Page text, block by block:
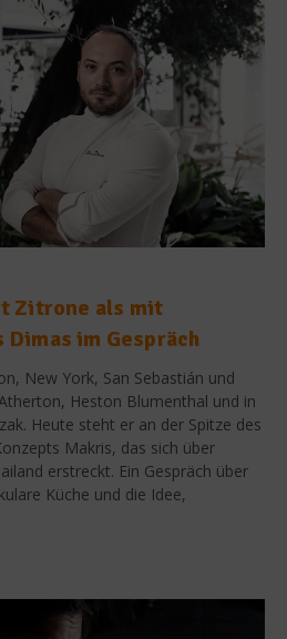
Zitrone als mit
im Gespräch
New York, San Sebastián und
Heston Blumenthal und in
Heute steht er an der Spitze des
Makris, das sich über
erstreckt. Ein Gespräch über
Küche und die Idee,